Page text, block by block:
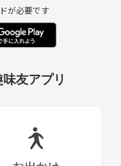
が必要です
友アプリ